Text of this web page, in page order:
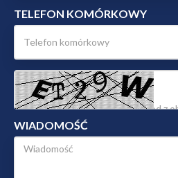
TELEFON KOMÓRKOWY
WIADOMOŚĆ